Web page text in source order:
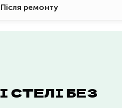
Після ремонту
СТЕЛІ БЕЗ